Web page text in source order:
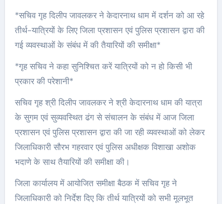
*सचिव गृह दिलीप जावलकर ने केदारनाथ धाम में दर्शन को आ रहे
तीर्थ-यात्रियों के लिए जिला प्रशासन एवं पुलिस प्रशासन द्वारा की
गई व्यवस्थाओं के संबंध में की तैयारियों की समीक्षा*
*गृह सचिव ने कहा सुनिश्चित करें यात्रियों को न हो किसी भी
प्रकार की परेशानी*
सचिव गृह श्री दिलीप जावलकर ने श्री केदारनाथ धाम की यात्रा
के सुगम एवं सुव्यवस्थित ढंग से संचालन के संबंध में आज जिला
प्रशासन एवं पुलिस प्रशासन द्वारा की जा रही व्यवस्थाओं को लेकर
जिलाधिकारी सौरभ गहरवार एवं पुलिस अधीक्षक विशाखा अशोक
भदाणे के साथ तैयारियों की समीक्षा की।
जिला कार्यालय में आयोजित समीक्षा बैठक में सचिव गृह ने
जिलाधिकारी को निर्देश दिए कि तीर्थ यात्रियों को सभी मूलभूत